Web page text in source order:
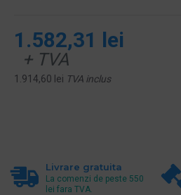
1.582,31 lei
+ TVA
1.914,60 lei TVA inclus
Livrare gratuita
La comenzi de peste 550
lei fara TVA.